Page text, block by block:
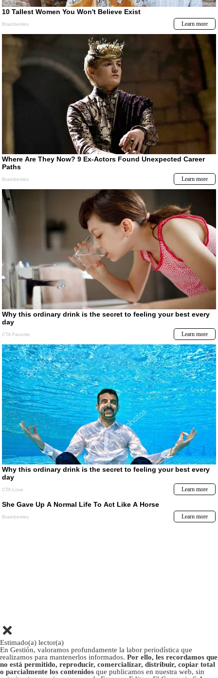
Estimado(a) lector(a)
En Gestión, valoramos profundamente la labor periodística que
realizamos para mantenerlos informados. Por ello, les recordamos que
no está permitido, reproducir, comercializar, distribuir, copiar total
o parcialmente los contenidos que publicamos en nuestra web, sin